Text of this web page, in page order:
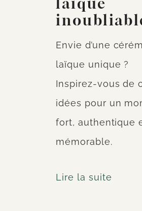
Envie d’une
laïque unique ?
Inspirez-vous de
idées pour un
fort, authentique
mémorable.
Lire la suite